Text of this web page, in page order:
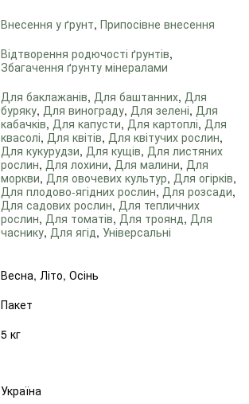
Внесення у ґрунт, Припосівне внесення
Відтворення родючості ґрунтів,
Збагачення ґрунту мінералами
Для баклажанів, Для баштанних, Для
буряку, Для винограду, Для зелені, Для
кабачків, Для капусти, Для картоплі, Для
квасолі, Для квітів, Для квітучих рослин,
Для кукурудзи, Для кущів, Для листяних
рослин, Для лохини, Для малини, Для
моркви, Для овочевих культур, Для огірків,
Для плодово-ягідних рослин, Для розсади,
Для садових рослин, Для тепличних
рослин, Для томатів, Для троянд, Для
часнику, Для ягід, Універсальні
Весна, Літо, Осінь
Пакет
5 кг
Україна